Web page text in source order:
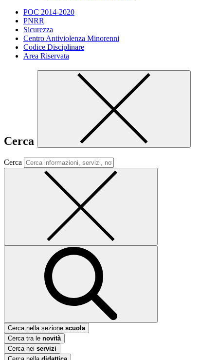
POC 2014-2020
PNRR
Sicurezza
Centro Antiviolenza Minorenni
Codice Disciplinare
Area Riservata
Cerca
Cerca
Cerca nella sezione scuola
Cerca tra le novità
Cerca nei servizi